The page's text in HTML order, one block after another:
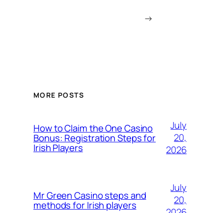
→
MORE POSTS
How to Claim the One Casino
Bonus: Registration Steps for
Irish Players
July
20,
2026
Mr Green Casino steps and
methods for Irish players
July
20,